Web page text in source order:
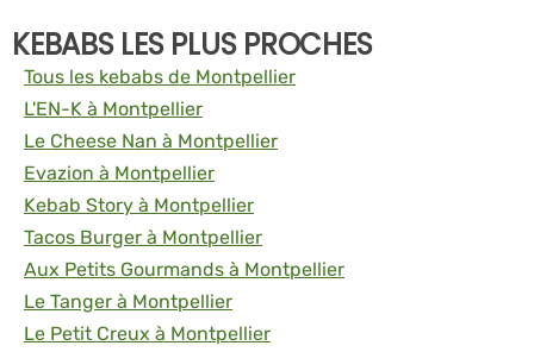
KEBABS LES PLUS PROCHES
Tous les kebabs de Montpellier
L'EN-K à Montpellier
Le Cheese Nan à Montpellier
Evazion à Montpellier
Kebab Story à Montpellier
Tacos Burger à Montpellier
Aux Petits Gourmands à Montpellier
Le Tanger à Montpellier
Le Petit Creux à Montpellier